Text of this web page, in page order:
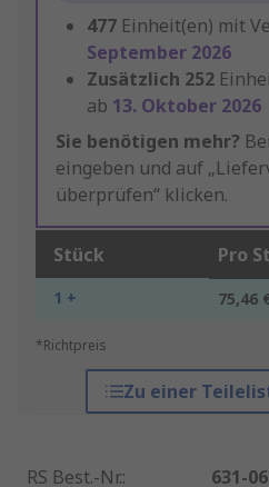
477 Einheit(en) mit
September 2026
Zusätzlich 252
ab 13. Oktober 2026
Sie benötigen mehr?
eingeben und auf
überprüfen“ klicken.
Stück Pro
1 + 75,46
*Richtpreis
Zu einer
RS Best.-Nr.:
631-